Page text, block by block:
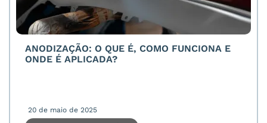
ANODIZAÇÃO: O QUE É, COMO FUNCIONA E
ONDE É APLICADA?
20 de maio de 2025